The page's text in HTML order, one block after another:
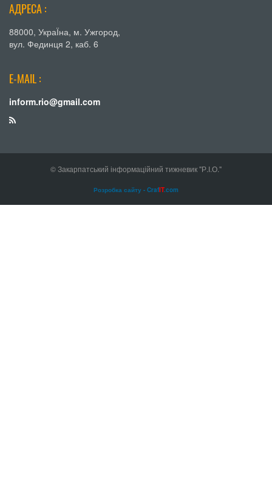
АДРЕСА :
88000, УкраЇна, м. Ужгород,
вул. Фединця 2, каб. 6
E-MAIL :
inform.rio@gmail.com
© Закарпатський інформаційний тижневик "Р.І.О."
Розробка сайту - CrafIT.com